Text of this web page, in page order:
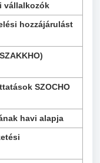
vállalkozók
hozzájárulást
SZOCHO
havi alapja